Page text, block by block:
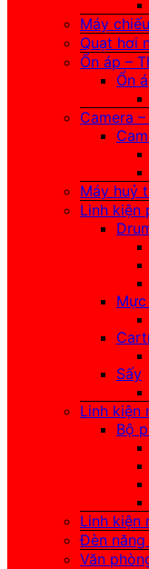
Máy
Quạt hơi
Ổn áp –
Ổn
Camera
Máy huỷ
Linh kiện
Sấy
Linh kiện
Bộ
Linh kiện
Đèn
Văn